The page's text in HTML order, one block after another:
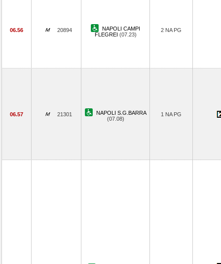
06.56 20894
NAPOLI CAMPI
FLEGREI (07.23)
2 NA PG
06.57 21301
NAPOLI S.G.BARRA
(07.08)
1 NA PG